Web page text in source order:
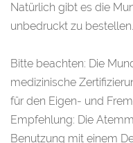
Natürlich gibt es die
unbedruckt zu bestellen.
Bitte beachten: Die
medizinische
für den Eigen- und
Empfehlung: Die
Benutzung mit einem